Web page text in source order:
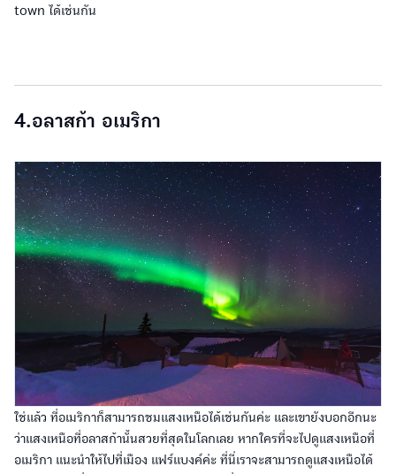
town ได้เช่นกัน
4.อลาสก้า อเมริกา
ใช่แล้ว ที่อเมริกาก็สามารถชมแสงเหนือได้เช่นกันค่ะ และเขายังบอกอีกนะ
ว่าแสงเหนือที่อลาสก้านั้นสวยที่สุดในโลกเลย หากใครที่จะไปดูแสงเหนือที่
อเมริกา แนะนำให้ไปที่เมือง แฟร์แบงค์ค่ะ ที่นี่เราจะสามารถดูแสงเหนือได้